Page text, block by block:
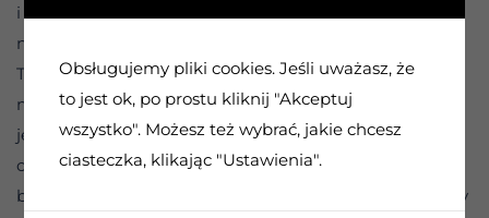
i kłopotów. Pijemy, bo chcemy, bo mamy ochotę się
napić.
To prawda, że poważny kryzys, taki jak bankructwo,
może uświadomić nam potrzebę napicia się. Wiemy
jednak, że takie pragnienie może pojawić się również w
obliczu szczęścia. Alkoholik, który piłby z powodu
bankructwa, prawdopodobnie upiłby się również, gdyby
Obsługujemy pliki cookies. Jeśli uważasz, że
to jest ok, po prostu kliknij "Akceptuj
wszystko". Możesz też wybrać, jakie chcesz
ciasteczka, klikając "Ustawienia".